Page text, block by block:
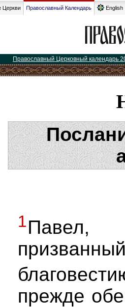
Церкви Православный Календарь English
Православный Церковный календарь
1Павел,
прежде